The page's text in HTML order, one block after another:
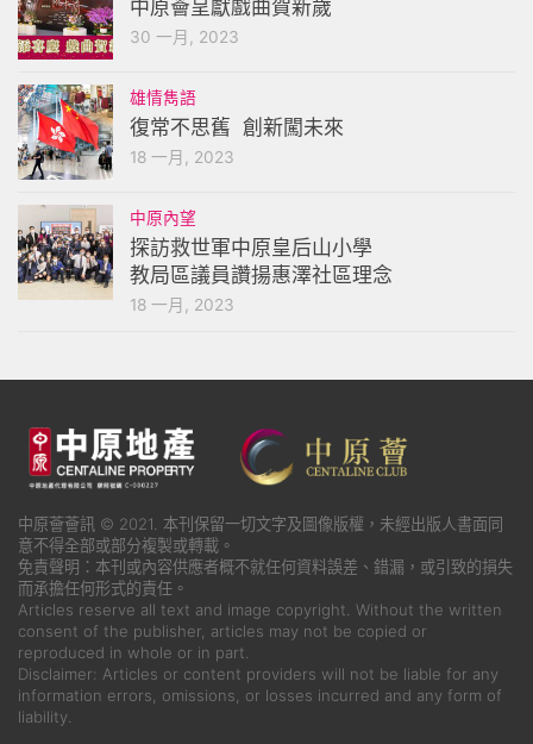
中原薈呈獻戲曲賀新歲
30 一月, 2023
雄情雋語
復常不思舊 創新闖未來
18 一月, 2023
中原內望
探訪救世軍中原皇后山小學
教局區議員讚揚惠澤社區理念
18 一月, 2023
中原薈薈訊 © 2021. 本刊保留一切文字及圖像版權，未經出版人書面同
意不得全部或部分複製或轉載。
免責聲明：本刊或內容供應者概不就任何資料誤差、錯漏，或引致的損失
而承擔任何形式的責任。
Articles reserve all text and image copyright. Without the written
consent of the publisher, articles may not be copied or
reproduced in whole or in part.
Disclaimer: Articles or content providers will not be liable for any
information errors, omissions, or losses incurred and any form of
liability.